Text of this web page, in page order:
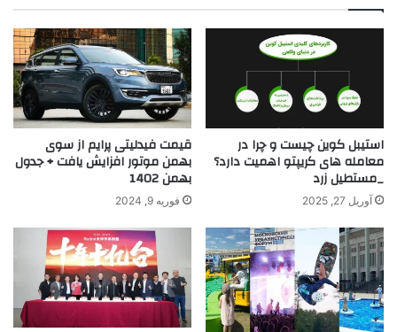
استیبل کوین چیست و چرا در
معامله های کریپتو اهمیت دارد؟
_مستطیل زرد
آوریل 27, 2025
قیمت فیدلیتی پرایم از سوی
بهمن موتور افزایش یافت + جدول
بهمن 1402
فوریه 9, 2024